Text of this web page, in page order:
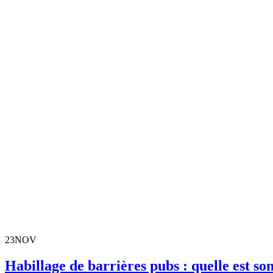
23NOV
Habillage de barrières pubs : quelle est